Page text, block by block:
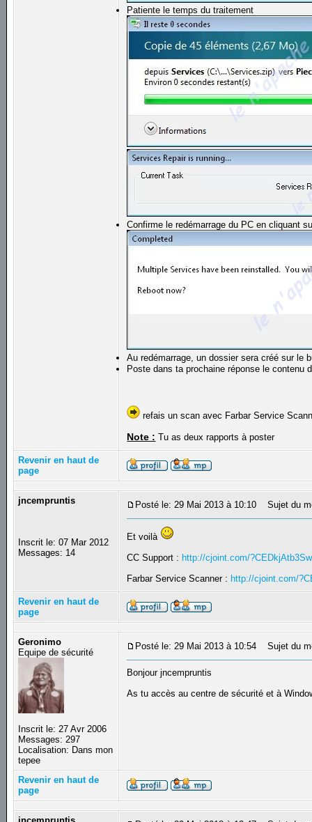
Patiente le temps du traitement
Confirme le redémarrage du PC en cliquant
Au redémarrage, un dossier sera créé sur le
Poste dans ta prochaine réponse le contenu
refais un scan avec Farbar Service
Note : Tu as deux rapports à poster
Revenir en haut de
page
jncempruntis
Inscrit le: 07 Mar 2012
Messages: 14
Posté le: 29 Mai 2013 à 10:10 Sujet du
Et voilà
CC Support : http://cjoint.com/?CEDkjAtb3Sw
Farbar Service Scanner : http://cjoint.com/
Revenir en haut de
page
Geronimo
Equipe de sécurité
Inscrit le: 27 Avr 2006
Messages: 297
Localisation: Dans mon
tepee
Posté le: 29 Mai 2013 à 10:54 Sujet du
Bonjour jncempruntis
As tu accès au centre de sécurité et à
Revenir en haut de
page